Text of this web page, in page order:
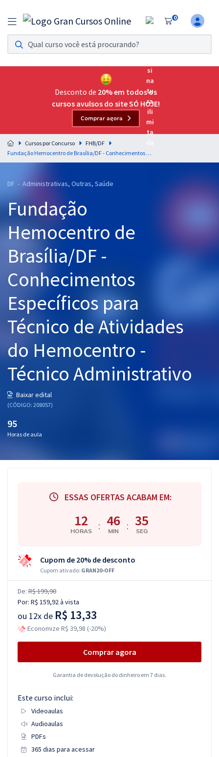
0
Assinatura Ilimitada 11
Acesso a todos os cursos. Teste grátis por 7 dias!
Assinatura OAB Até Passar
Acesso ilimitado a toda preparação para o Exame da
Residências Multiprofissionais
Preparação completa e intensiva para as principais
residências em saúde do Brasil
Cursos 20% OFF
Graduação
OAB
Questões grátis
Aprovados
Atendimento
Desconto de 20% em todos os
cursos avulsos do site SÓ HOJE!
Comprar agora
Cursos por Concurso
FHB/DF
Fundação Hemocentro de Brasília/DF - Conhecimentos Específicos para Técnico de Atividades do Hemocentro - Técnico Administrativo
DF - Administrativas, Outras, Saúde
Fundação
Hemocentro de
Brasília/DF -
Conhecimentos
Específicos para
Técnico de Atividades
do Hemocentro -
Técnico Administrativo
Baixar edital
(CÓDIGO: 208057)
95
Horas de aula
ESSAS OFERTAS ACABAM EM:
12
HORAS : 46
MIN : 34
SEG
Cupom de 20% de desconto
Cupom ativado: GRAN20-OFF
De: R$ 199,90
Por: R$ 159,92à vista
ou 12x de R$ 13,33
Economize R$ 39,98 (-20%)
Comprar agora
Garantia de devolução do dinheiro em 7 dias.
Este curso inclui:
Videoaulas
Audioaulas
PDFs
365 dias para acessar